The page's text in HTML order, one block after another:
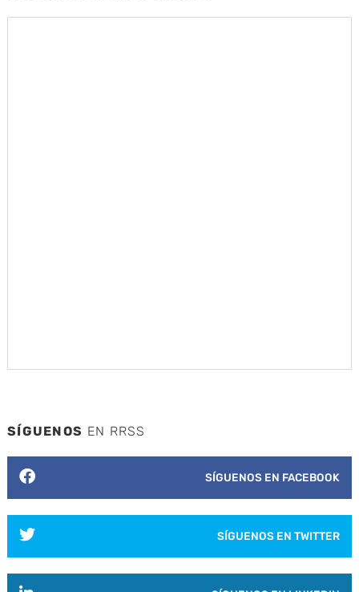
SÍGUENOS EN RRSS
SÍGUENOS EN FACEBOOK
SÍGUENOS EN TWITTER